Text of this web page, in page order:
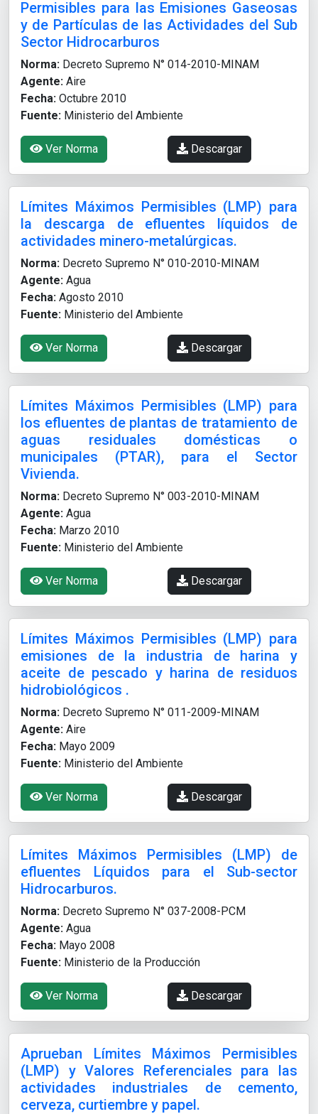
Permisibles para las Emisiones Gaseosas
y de Partículas de las Actividades del Sub
Sector Hidrocarburos
Norma: Decreto Supremo N° 014-2010-MINAM
Agente: Aire
Fecha: Octubre 2010
Fuente: Ministerio del Ambiente
Ver Norma Descargar
Límites Máximos Permisibles (LMP) para
la descarga de efluentes líquidos de
actividades minero-metalúrgicas.
Norma: Decreto Supremo N° 010-2010-MINAM
Agente: Agua
Fecha: Agosto 2010
Fuente: Ministerio del Ambiente
Ver Norma Descargar
Límites Máximos Permisibles (LMP) para
los efluentes de plantas de tratamiento de
aguas residuales domésticas o
municipales (PTAR), para el Sector
Vivienda.
Norma: Decreto Supremo N° 003-2010-MINAM
Agente: Agua
Fecha: Marzo 2010
Fuente: Ministerio del Ambiente
Ver Norma Descargar
Límites Máximos Permisibles (LMP) para
emisiones de la industria de harina y
aceite de pescado y harina de residuos
hidrobiológicos .
Norma: Decreto Supremo N° 011-2009-MINAM
Agente: Aire
Fecha: Mayo 2009
Fuente: Ministerio del Ambiente
Ver Norma Descargar
Límites Máximos Permisibles (LMP) de
efluentes Líquidos para el Sub-sector
Hidrocarburos.
Norma: Decreto Supremo N° 037-2008-PCM
Agente: Agua
Fecha: Mayo 2008
Fuente: Ministerio de la Producción
Ver Norma Descargar
Aprueban Límites Máximos Permisibles
(LMP) y Valores Referenciales para las
actividades industriales de cemento,
cerveza, curtiembre y papel.